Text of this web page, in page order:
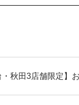
・秋田3店舗限定】